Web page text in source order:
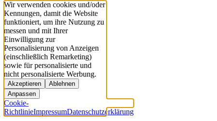
Wir verwenden cookies und/oder
Kennungen, damit die Website
funktioniert, um ihre Nutzung zu
messen und mit Ihrer
Einwilligung zur
Personalisierung von Anzeigen
(einschließlich Remarketing)
sowie für personalisierte und
nicht personalisierte Werbung.
Akzeptieren
Ablehnen
Anpassen
Cookie-
RichtlinieImpressumDatenschutzerklärung